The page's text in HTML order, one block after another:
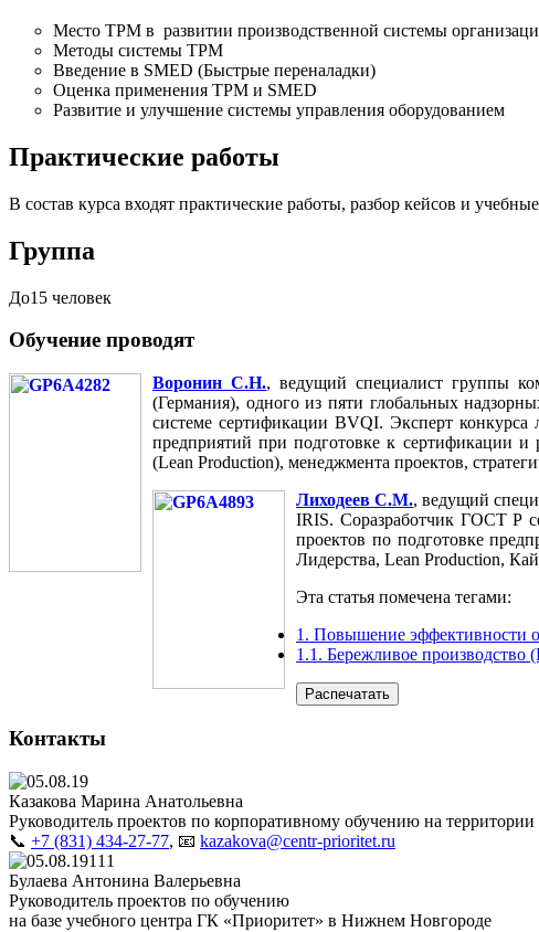
Место TPM в развитии производственной системы
Методы системы TPM
Введение в SMED (Быстрые переналадки)
Оценка применения TPM и SMED
Развитие и улучшение системы управления оборудованием
Практические работы
В состав курса входят практические работы, разбор кейсов и
Группа
До15 человек
Обучение проводят
Воронин С.Н., ведущий специалист группы
(Германия), одного из пяти глобальных
системе сертификации BVQI. Эксперт конкурса
предприятий при подготовке к сертификации и
(Lean Production), менеджмента проектов,
Лиходеев С.М., ведущий
IRIS. Соразработчик ГОСТ Р
проектов по подготовке
Лидерства, Lean Production,
Эта статья помечена тегами:
1. Повышение эффективности
1.1. Бережливое производство
Распечатать
Контакты
Казакова Марина Анатольевна
Руководитель проектов по корпоративному обучению на территории
📞 +7 (831) 434-27-77, 📧 kazakova@centr-prioritet.ru
Булаева Антонина Валерьевна
Руководитель проектов по обучению
на базе учебного центра ГК «Приоритет» в Нижнем Новгороде